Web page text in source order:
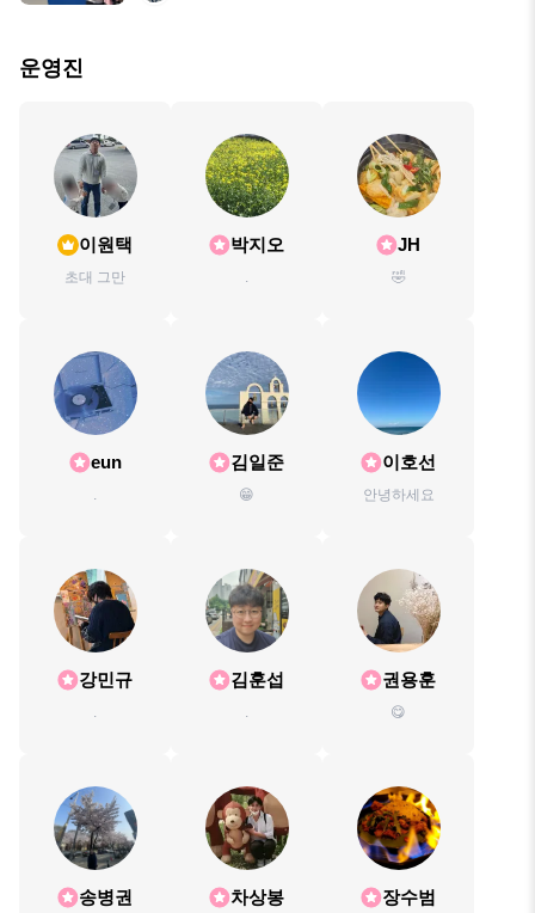
운영진
이원택
초대 그만
박지오 JH
🤣
eun 김일준
😁
이호선
안녕하세요
강민규 김훈섭 권용훈
😋
송병권 차상봉 장수범